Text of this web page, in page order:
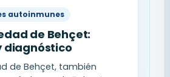
autoinmunes
de Behçet:
diagnóstico
de Behçet, también